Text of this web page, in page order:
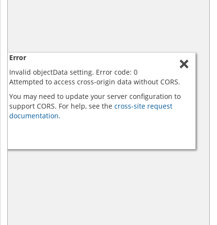
Error
Invalid objectData setting. Error code: 0
Attempted to access cross-origin data without CORS.
You may need to update your server configuration to
support CORS. For help, see the cross-site request
documentation.